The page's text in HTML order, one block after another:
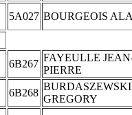
5A027 BOURGEOIS
6B267
FAYEULLE
PIERRE
6B268
BURDASZEWSKI
GREGORY